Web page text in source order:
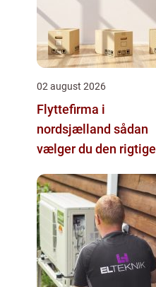
02 august 2026
Flyttefirma i
nordsjælland sådan
vælger du den rigtige